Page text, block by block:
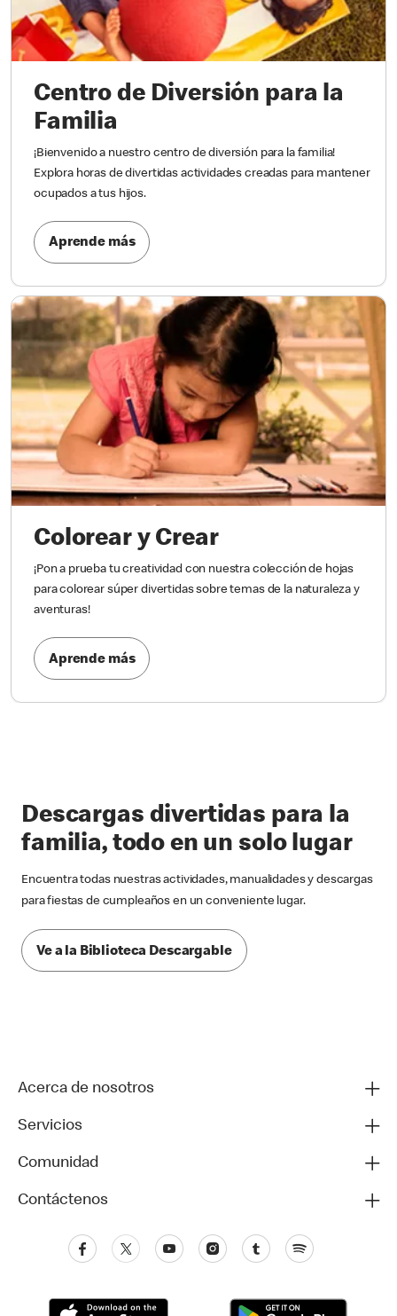
Centro de Diversión para la
Familia
¡Bienvenido a nuestro centro de diversión para la familia!
Explora horas de divertidas actividades creadas para mantener
ocupados a tus hijos.
Aprende más
Colorear y Crear
¡Pon a prueba tu creatividad con nuestra colección de hojas
para colorear súper divertidas sobre temas de la naturaleza y
aventuras!
Aprende más
Descargas divertidas para la
familia, todo en un solo lugar
Encuentra todas nuestras actividades, manualidades y descargas
para fiestas de cumpleaños en un conveniente lugar.
Ve a la Biblioteca Descargable
Acerca de nosotros
Servicios
Comunidad
Contáctenos